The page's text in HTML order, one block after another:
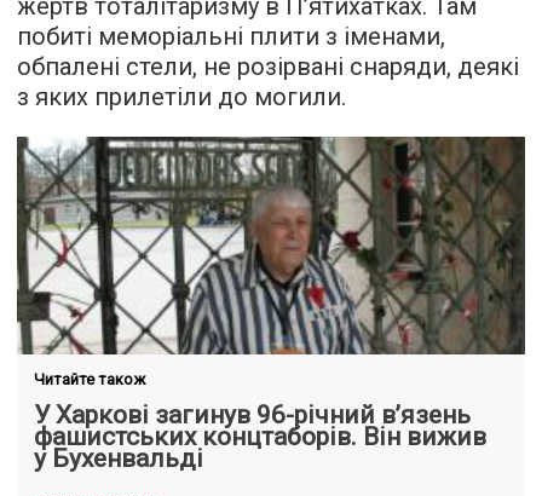
жертв тоталітаризму в П’ятихатках. Там
побиті меморіальні плити з іменами,
обпалені стели, не розірвані снаряди, деякі
з яких прилетіли до могили.
Читайте також
У Харкові загинув 96-річний в’язень
фашистських концтаборів. Він вижив
у Бухенвальді